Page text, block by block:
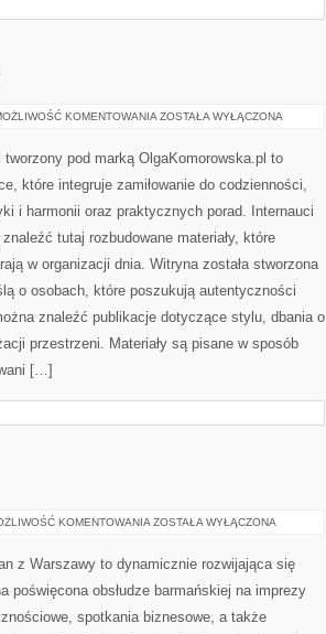
KOMENTOWANIA HISTORIE
ZOSTAŁA WYŁĄCZONA
tworzony pod marką OlgaKomorowska.pl to
które integruje zamiłowanie do codzienności,
i harmonii oraz praktycznych porad. Internauci
znaleźć tutaj rozbudowane materiały, które
w organizacji dnia. Witryna została stworzona
o osobach, które poszukują autentyczności
znaleźć publikacje dotyczące stylu, dbania o
przestrzeni. Materiały są pisane w sposób
[…]
KOMENTOWANIA WINA
ZOSTAŁA WYŁĄCZONA
z Warszawy to dynamicznie rozwijająca się
poświęcona obsłudze barmańskiej na imprezy
spotkania biznesowe, a także